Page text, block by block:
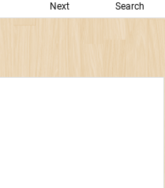
Next Search